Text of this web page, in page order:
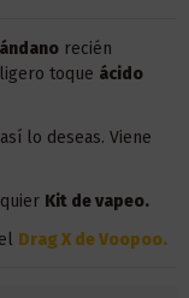
recién
toque ácido
lo deseas. Viene
Kit de vapeo.
Drag X de Voopoo.